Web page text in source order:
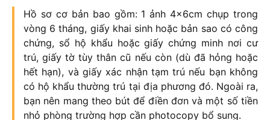
Hồ sơ cơ bản bao gồm: 1 ảnh 4x6cm chụp trong
vòng 6 tháng, giấy khai sinh hoặc bản sao có công
chứng, sổ hộ khẩu hoặc giấy chứng minh nơi cư
trú, giấy tờ tùy thân cũ nếu còn (dù đã hỏng hoặc
hết hạn), và giấy xác nhận tạm trú nếu bạn không
có hộ khẩu thường trú tại địa phương đó. Ngoài ra,
bạn nên mang theo bút để điền đơn và một số tiền
nhỏ phòng trường hợp cần photocopy bổ sung.